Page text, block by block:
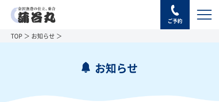
ご予約
TOP お知らせ
お知らせ